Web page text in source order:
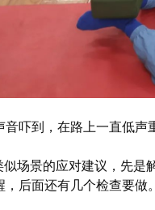
音吓到，在路上一直低
场景的应对建议，先
后面还有几个检查要做